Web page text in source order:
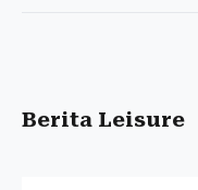
Berita Leisure